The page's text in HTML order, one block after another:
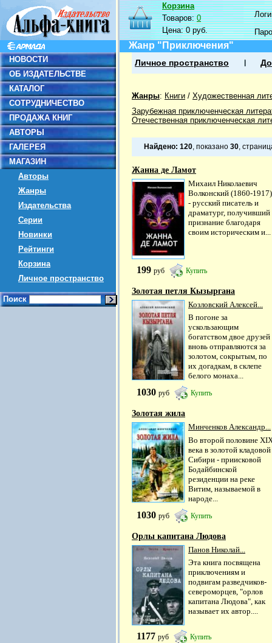
НОВОСТИ
ОБ ИЗДАТЕЛЬСТВЕ
КАТАЛОГ
СОТРУДНИЧЕСТВО
ПРОДАЖА КНИГ
АВТОРЫ
ГАЛЕРЕЯ
МАГАЗИН
Авторы
Жанры
Издательства
Серии
Новинки
Рейтинги
Корзина
Личное пространство
Поиск
Корзина
Товаров:0
Цена:0 руб.
Жанр "Приключения"
Личное пространство
Жанры: Книги / Художественная
Зарубежная приключенческая
Отечественная приключенческая
Найдено: 120, показано 30,
Жанна де Ламот
Михаил Николаевич
Волконский (1860-1917)
- русский писатель и
драматург, получивший
признание благодаря
своим историческим и...
199 руб Купить
Золотая петля Кызыргана
Козловский Алексей...
В погоне за
ускользающим
богатством двое друзей
вновь отправляются за
золотом, сокрытым, по
их догадкам, в склепе
белого монаха...
1030 руб Купить
Золотая жила
Минченков Александр...
Во второй половине
века в золотой кладовой
Сибири - приисковой
Бодайбинской
резиденции на реке
Витим, называемой в
народе...
1030 руб Купить
Орлы капитана Людова
Панов Николай...
Эта книга посвящена
приключениям и
подвигам разведчиков-
североморцев, "орлов
капитана Людова", как
называет их автор....
1177 руб Купить